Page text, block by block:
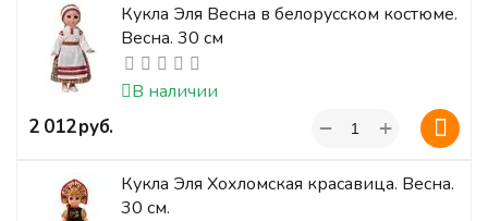
Кукла Эля Весна в белорусском костюме.
Весна. 30 см
В наличии
‍2 012‍руб. +
−
Кукла Эля Хохломская красавица. Весна.
30 см.